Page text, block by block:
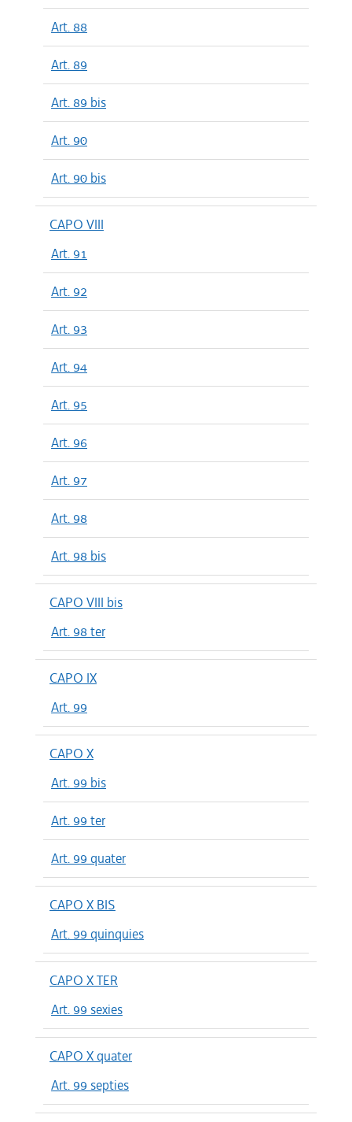
Art. 88
Art. 89
Art. 89 bis
Art. 90
Art. 90 bis
CAPO VIII
Art. 91
Art. 92
Art. 93
Art. 94
Art. 95
Art. 96
Art. 97
Art. 98
Art. 98 bis
CAPO VIII bis
Art. 98 ter
CAPO IX
Art. 99
CAPO X
Art. 99 bis
Art. 99 ter
Art. 99 quater
CAPO X BIS
Art. 99 quinquies
CAPO X TER
Art. 99 sexies
CAPO X quater
Art. 99 septies